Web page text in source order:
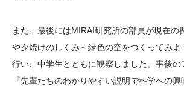
また、最後にはMIRAI研究所の部員が現在の
や夕焼けのしくみ～緑色の空をつくってみよ
行い、中学生とともに観察しました。事後の
『先輩たちのわかりやすい説明で科学への興